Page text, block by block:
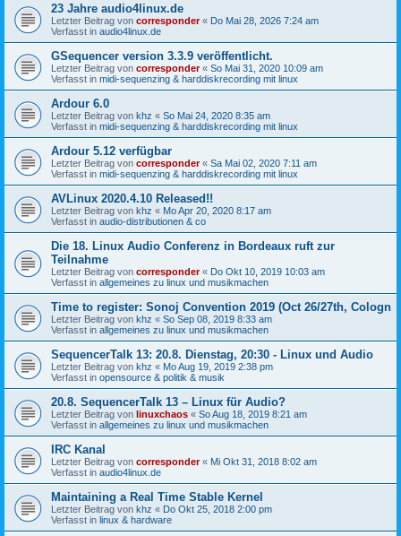
23 Jahre audio4linux.de
Letzter Beitrag von corresponder« Do Mai 28, 2026 7:24 am
Verfasst in audio4linux.de
GSequencer version 3.3.9 veröffentlicht.
Letzter Beitrag von corresponder« So Mai 31, 2020 10:09 am
Verfasst in midi-sequenzing & harddiskrecording mit linux
Ardour 6.0
Letzter Beitrag von khz « So Mai 24, 2020 8:35 am
Verfasst in midi-sequenzing & harddiskrecording mit linux
Ardour 5.12 verfügbar
Letzter Beitrag von corresponder« Sa Mai 02, 2020 7:11 am
Verfasst in midi-sequenzing & harddiskrecording mit linux
AVLinux 2020.4.10 Released!!
Letzter Beitrag von khz « Mo Apr 20, 2020 8:17 am
Verfasst in audio-distributionen & co
Die 18. Linux Audio Conferenz in Bordeaux ruft zur
Teilnahme
Letzter Beitrag von corresponder« Do Okt 10, 2019 10:03 am
Verfasst in allgemeines zu linux und musikmachen
Time to register: Sonoj Convention 2019 (Oct 26/27th, Cologn
Letzter Beitrag von khz « So Sep 08, 2019 8:33 am
Verfasst in allgemeines zu linux und musikmachen
SequencerTalk 13: 20.8. Dienstag, 20:30 - Linux und Audio
Letzter Beitrag von khz « Mo Aug 19, 2019 2:38 pm
Verfasst in opensource & politik & musik
20.8. SequencerTalk 13 – Linux für Audio?
Letzter Beitrag von linuxchaos « So Aug 18, 2019 8:21 am
Verfasst in allgemeines zu linux und musikmachen
IRC Kanal
Letzter Beitrag von corresponder« Mi Okt 31, 2018 8:02 am
Verfasst in audio4linux.de
Maintaining a Real Time Stable Kernel
Letzter Beitrag von khz « Do Okt 25, 2018 2:00 pm
Verfasst in linux & hardware